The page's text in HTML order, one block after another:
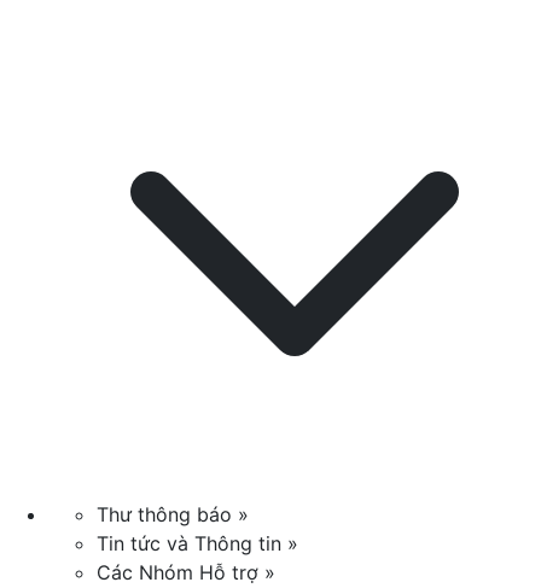
Thư thông báo »
Tin tức và Thông tin »
Các Nhóm Hỗ trợ »